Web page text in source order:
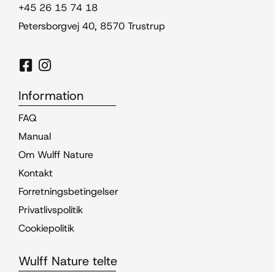
+45 26 15 74 18
Petersborgvej 40, 8570 Trustrup
Information
FAQ
Manual
Om Wulff Nature
Kontakt
Forretningsbetingelser
Privatlivspolitik
Cookiepolitik
Wulff Nature telte